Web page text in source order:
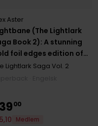
(The Lightlark
Book 2): A stunning
foil edges edition of
second book in the #1
Aster
Lightlark Saga Vol. 2
00
,10
Medlem